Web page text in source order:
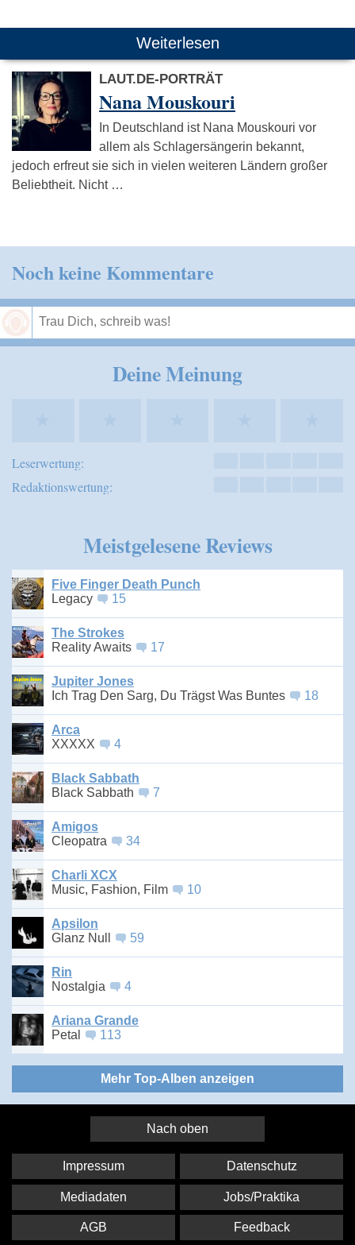
Weiterlesen
LAUT.DE-PORTRÄT
Nana Mouskouri
In Deutschland ist Nana Mouskouri vor
allem als Schlagersängerin bekannt,
jedoch erfreut sie sich in vielen weiteren Ländern großer
Beliebtheit. Nicht …
Noch keine Kommentare
Deine Meinung
Leserwertung:
Redaktionswertung:
Meistgelesene Reviews
Five Finger Death Punch
Legacy
15
The Strokes
Reality Awaits
17
Jupiter Jones
Ich Trag Den Sarg, Du Trägst Was Buntes
18
Arca
XXXXX
4
Black Sabbath
Black Sabbath
7
Amigos
Cleopatra
34
Charli XCX
Music, Fashion, Film
10
Apsilon
Glanz Null
59
Rin
Nostalgia
4
Ariana Grande
Petal
113
Mehr Top-Alben anzeigen
Nach oben
Impressum Datenschutz
Mediadaten Jobs/Praktika
AGB Feedback